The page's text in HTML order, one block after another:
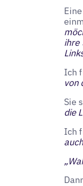
ihre
Ich
von
Sie
die
Ich